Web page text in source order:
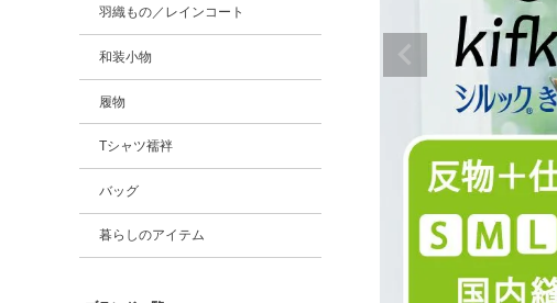
羽織もの／レインコート
和装小物
履物
Tシャツ襦袢
バッグ
暮らしのアイテム